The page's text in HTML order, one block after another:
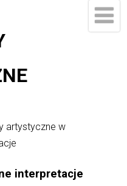
artystyczne w
interpretacje